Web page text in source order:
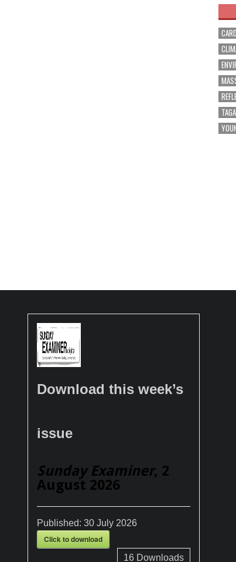
Download this week’s
issue
Sunday Examiner, 2
August 2026
Published: 30 July 2026
Click to download
16Downloads